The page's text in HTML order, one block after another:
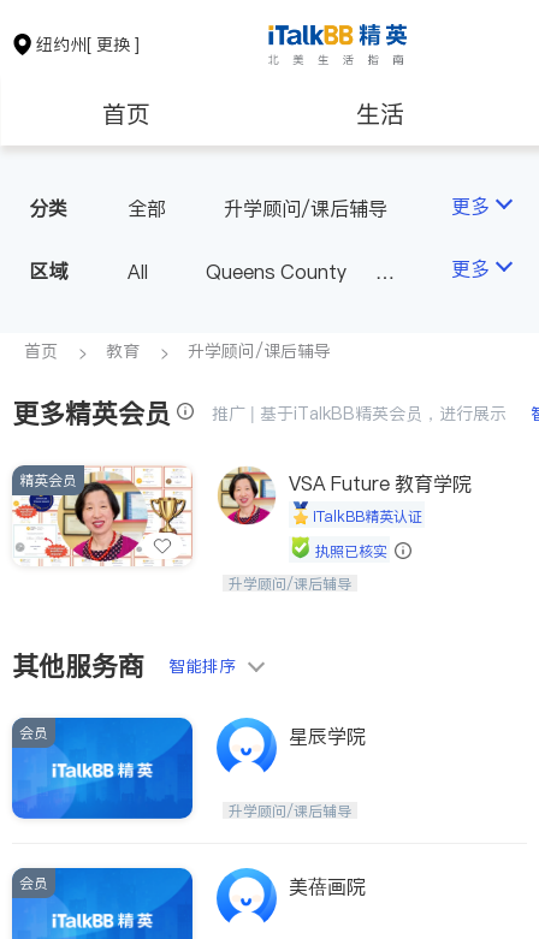
纽约州[ 更换 ]
首页 生活
保险理财 房地产租售
银行贷款
建筑装修 教育
养老 非盈利组织
分类 全部 升学顾问/课后辅导 更多
区域 All
Queens County
Long Island
Bronx County
Buffalo & Syracuse
Westchester County & Orange
County
Albany
更多
首页 教育 升学顾问/课后辅导
更多精英会员 推广 | 基于iTalkBB精英会员，进行展示
精英会员 VSA Future 教育学院
iTalkBB精英认证
执照已核实
孩子美好的未来始于早期能力的培养，
升学顾问/课后辅导
其他服务商 智能排序
会员 星辰学院
升学顾问/课后辅导
会员 美蓓画院